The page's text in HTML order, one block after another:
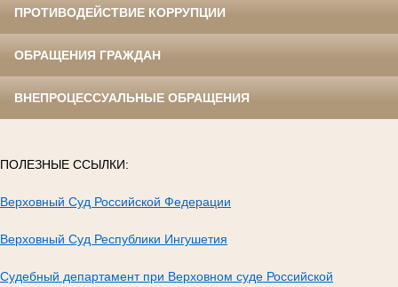
ПРОТИВОДЕЙСТВИЕ КОРРУПЦИИ
ОБРАЩЕНИЯ ГРАЖДАН
ВНЕПРОЦЕССУАЛЬНЫЕ ОБРАЩЕНИЯ
ПОЛЕЗНЫЕ ССЫЛКИ:
Верховный Суд Российской Федерации
Верховный Суд Республики Ингушетия
Судебный департамент при Верховном суде Российской